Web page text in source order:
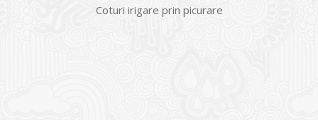
Coturi irigare prin picurare